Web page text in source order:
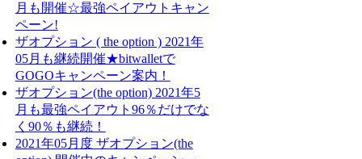
月も開催☆最強ペイアウトキャン
ペーン!
ザオプション ( the option ) 2021年
05月も継続開催★bitwalletで
GOGOキャンペーン案内！
ザオプション(the option) 2021年5
月も最強ペイアウト96％だけでな
く90％も継続！
2021年05月度 ザオプション(the